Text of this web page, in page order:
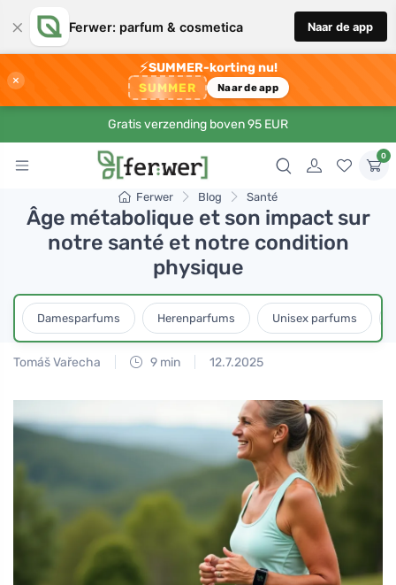
× Ferwer: parfum & cosmetica Naar de app
×
⚡SUMMER-korting nu!
SUMMER Naar de app
Gratis verzending boven 95 EUR
0
Ferwer Blog Santé
Âge métabolique et son impact sur
notre santé et notre condition
physique
Damesparfums Herenparfums Unisex parfums
Tomáš Vařecha 9 min 12.7.2025